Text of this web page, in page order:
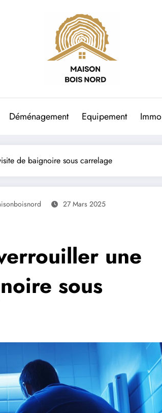
Déménagement Equipement Immo
de baignoire sous carrelage
27 Mars 2025
une
sous